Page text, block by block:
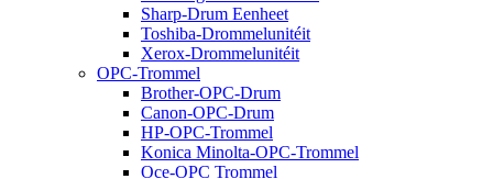
Sharp-Drum Eenheet
Toshiba-Drommelunitéit
Xerox-Drommelunitéit
OPC-Trommel
Brother-OPC-Drum
Canon-OPC-Drum
HP-OPC-Trommel
Konica Minolta-OPC-Trommel
Oce-OPC Trommel